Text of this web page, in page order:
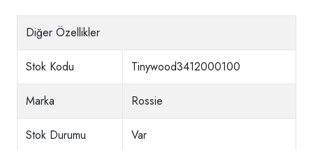
Diğer Özellikler
Stok Kodu Tinywood3412000100
Marka Rossie
Stok Durumu Var